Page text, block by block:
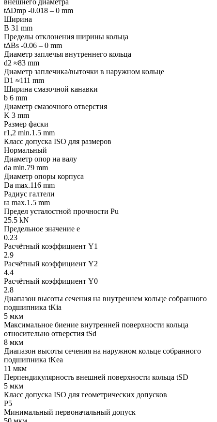
tΔDmp -0.018 – 0 mm
Ширина
B 31 mm
Пределы отклонения ширины кольца
tΔBs -0.06 – 0 mm
Диаметр заплечья внутреннего кольца
d2 ≈83 mm
Диаметр заплечика/выточки в наружном кольце
D1 ≈111 mm
Ширина смазочной канавки
b 6 mm
Диаметр смазочного отверстия
K 3 mm
Размер фаски
r1,2 min.1.5 mm
Класс допуска ISO для размеров
Нормальный
Диаметр опор на валу
da min.79 mm
Диаметр опоры корпуса
Da max.116 mm
Радиус галтели
ra max.1.5 mm
Предел усталостной прочности Pu
25.5 kN
Предельное значение e
0.23
Расчётный коэффициент Y1
2.9
Расчётный коэффициент Y2
4.4
Расчётный коэффициент Y0
2.8
Диапазон высоты сечения на внутреннем кольце собранного
подшипника tKia
5 мкм
Максимальное биение внутренней поверхности кольца
относительно отверстия tSd
8 мкм
Диапазон высоты сечения на наружном кольце собранного
подшипника tKea
11 мкм
Перпендикулярность внешней поверхности кольца tSD
5 мкм
Класс допуска ISO для геометрических допусков
P5
Минимальный первоначальный допуск